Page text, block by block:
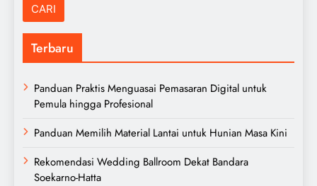
Terbaru
Panduan Praktis Menguasai Pemasaran Digital untuk
Pemula hingga Profesional
Panduan Memilih Material Lantai untuk Hunian Masa Kini
Rekomendasi Wedding Ballroom Dekat Bandara
Soekarno-Hatta